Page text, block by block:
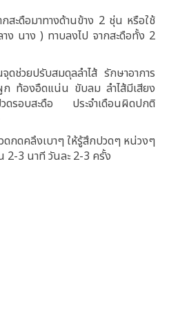
กสะดือมาทางด้านข้าง 2 ชุ่น หรือใช้
นาง ) ทาบลงไป จากสะดือทั้ง 2
จุดช่วยปรับสมดุลลำไส้ รักษาอาการ
ก ท้องอืดแน่น ขับลม ลำไส้มีเสียง
ดรอบสะดือ ประจำเดือนผิดปกติ
ดกดคลึงเบาๆ ให้รู้สึกปวดๆ หน่วงๆ
2-3 นาที วันละ 2-3 ครั้ง